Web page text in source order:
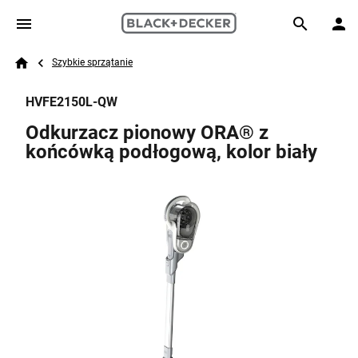
Skip to main content
Search
Breadcrumb
Szybkie sprzątanie
HVFE2150L-QW
Odkurzacz pionowy ORA® z
końcówką podłogową, kolor biały